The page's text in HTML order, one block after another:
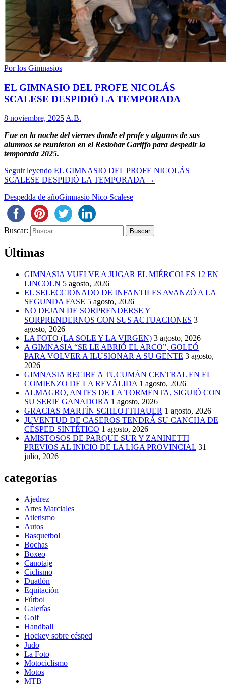
Por los Gimnasios
EL GIMNASIO DEL PROFE NICOLÁS
SCALESE DESPIDIÓ LA TEMPORADA
8 noviembre, 2025 A.B.
Fue en la noche del viernes donde el profe y algunos de sus
alumnos se reunieron en el Restobar Gariffo para despedir la
temporada 2025.
Seguir leyendo EL GIMNASIO DEL PROFE NICOLÁS
SCALESE DESPIDIÓ LA TEMPORADA →
Despedda de añoGimnasio Nico Scalese
Buscar:
Últimas
GIMNASIA VUELVE A JUGAR EL MIÉRCOLES 12 EN
LINCOLN 5 agosto, 2026
EL SELECCIONADO DE INFANTILES AVANZÓ A LA
SEGUNDA FASE 5 agosto, 2026
NO DEJAN DE SORPRENDERSE Y
SORPRENDERNOS CON SUS ACTUACIONES 3
agosto, 2026
LA FOTO (LA SOLE Y LA VIRGEN) 3 agosto, 2026
A GIMNASIA “SE LE ABRIÓ EL ARCO”, GOLEÓ
PARA VOLVER A ILUSIONAR A SU GENTE 3 agosto,
2026
GIMNASIA RECIBE A TUCUMÁN CENTRAL EN EL
COMIENZO DE LA REVÁLIDA 1 agosto, 2026
ALMAGRO, ANTES DE LA TORMENTA, SIGUIÓ CON
SU SERIE GANADORA 1 agosto, 2026
GRACIAS MARTÍN SCHLOTTHAUER 1 agosto, 2026
JUVENTUD DE CASEROS TENDRÁ SU CANCHA DE
CÉSPED SINTÉTICO 1 agosto, 2026
AMISTOSOS DE PARQUE SUR Y ZANINETTI
PREVIOS AL INICIO DE LA LIGA PROVINCIAL 31
julio, 2026
categorías
Ajedrez
Artes Marciales
Atletismo
Autos
Basquetbol
Bochas
Boxeo
Canotaje
Ciclismo
Duatlón
Equitación
Fútbol
Galerías
Golf
Handball
Hockey sobre césped
Judo
La Foto
Motociclismo
Motos
MTB